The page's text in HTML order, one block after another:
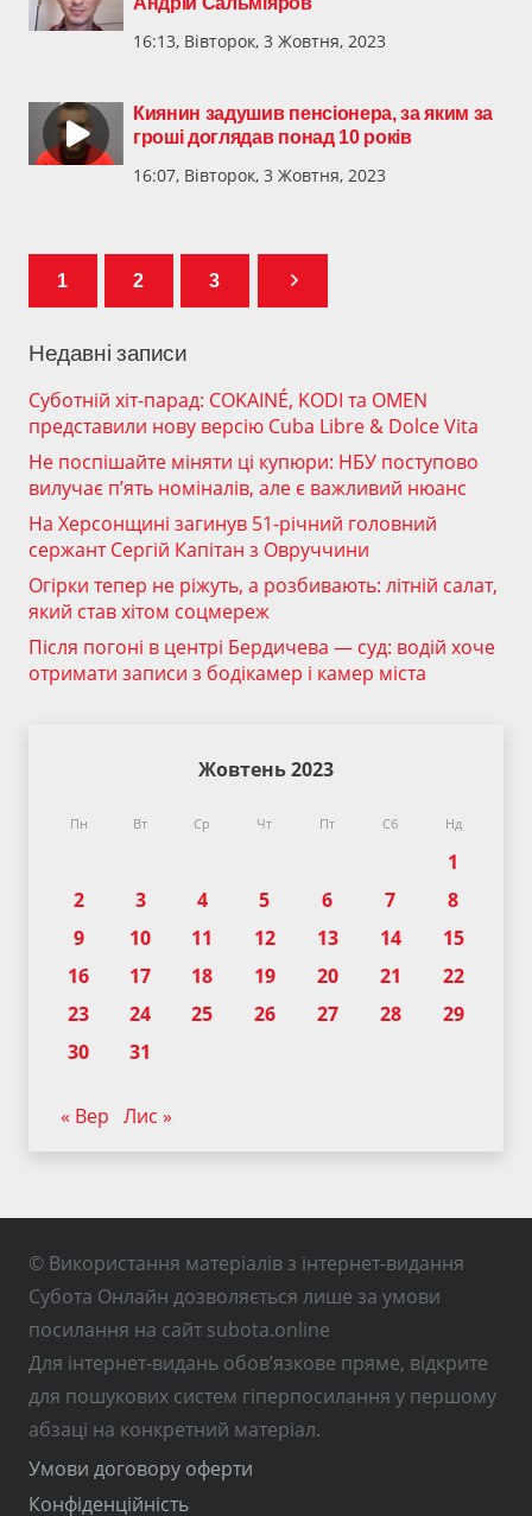
16:13, Вівторок, 3 Жовтня, 2023
Киянин задушив пенсіонера, за яким за
гроші доглядав понад 10 років
16:07, Вівторок, 3 Жовтня, 2023
1 2 3
Недавні записи
Суботній хіт-парад: COKAINÉ, KODI та OMEN
представили нову версію Cuba Libre & Dolce Vita
Не поспішайте міняти ці купюри: НБУ поступово
вилучає п’ять номіналів, але є важливий нюанс
На Херсонщині загинув 51-річний головний
сержант Сергій Капітан з Овруччини
Огірки тепер не ріжуть, а розбивають: літній салат,
який став хітом соцмереж
Після погоні в центрі Бердичева — суд: водій хоче
отримати записи з бодікамер і камер міста
Жовтень 2023
Пн Вт Ср Чт Пт Сб Нд
1
2
3 4 5 6 7
8
9
10 11 12 13 14
15
16
17 18 19 20 21
22
23
24 25 26 27 28
29
30
31
« Вер Лис »
© Використання матеріалів з інтернет-видання
Субота Онлайн дозволяється лише за умови
посилання на сайт subota.online
Для інтернет-видань обов’язкове пряме, відкрите
для пошукових систем гіперпосилання у першому
абзаці на конкретний матеріал.
Умови договору оферти
Конфіденційність